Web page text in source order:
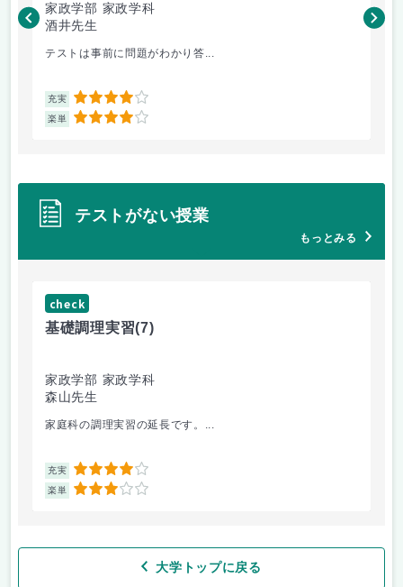
家政学部 家政学科
酒井先生
テストは事前に問題がわかり答...
充実 4
楽単 4
村
テストがない授業
もっとみる
check
基礎調理実習(7)
家政学部 家政学科
森山先生
家庭科の調理実習の延長です。...
充実 4
楽単 3
大学トップに戻る